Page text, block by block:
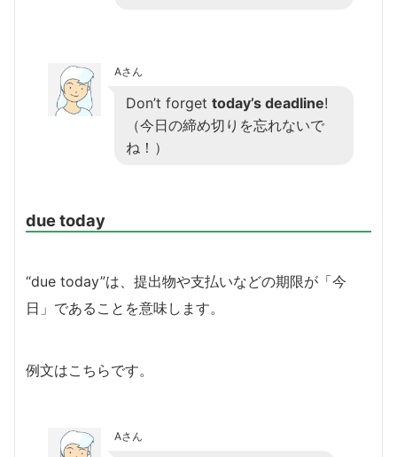
Aさん
Don’t forget today’s deadline!
（今日の締め切りを忘れないで
ね！）
due today
“due today”は、提出物や支払いなどの期限が「今
日」であることを意味します。
例文はこちらです。
Aさん